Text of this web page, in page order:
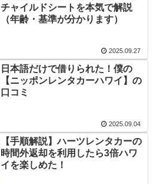
チャイルドシートを本気で解説
（年齢・基準が分かります）
2025.09.27
日本語だけで借りられた！僕の
【ニッポンレンタカーハワイ】の
口コミ
2025.09.04
【手順解説】ハーツレンタカーの
時間外返却を利用したら3倍ハワ
イを楽しめた！